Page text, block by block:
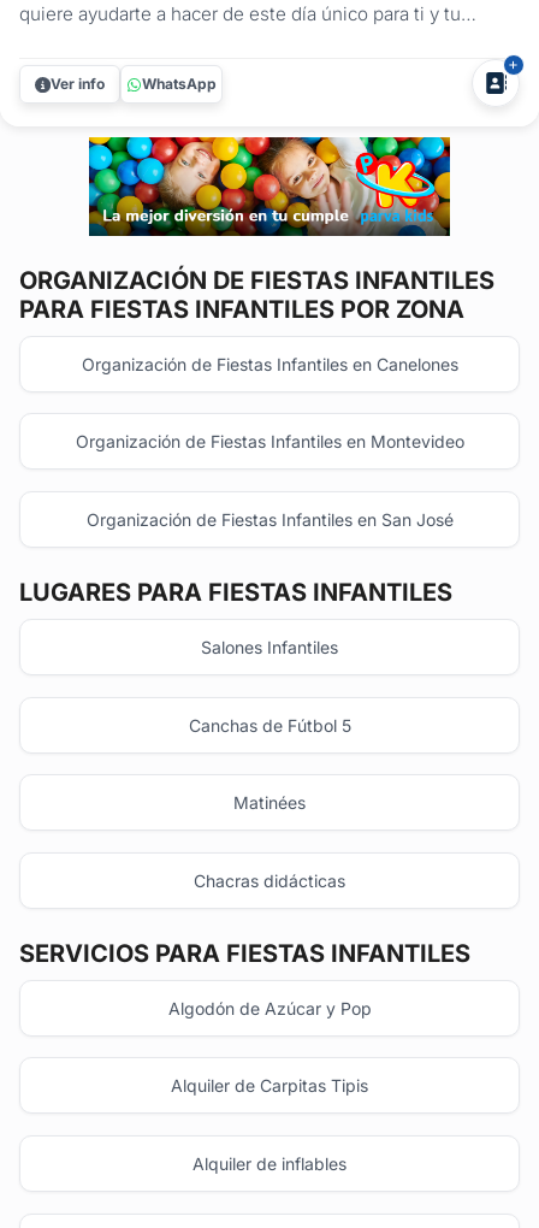
quiere ayudarte a hacer de este día único para ti y tu
Lily podrás disfrutar al máximo este día. De cada
cumpleaños nos quedan los recuerdos, no cometas el
Ver info WhatsApp
ORGANIZACIÓN DE FIESTAS INFANTILES
PARA FIESTAS INFANTILES POR ZONA
Organización de Fiestas Infantiles en Canelones
Organización de Fiestas Infantiles en Montevideo
Organización de Fiestas Infantiles en San José
LUGARES PARA FIESTAS INFANTILES
Salones Infantiles
Canchas de Fútbol 5
Matinées
Chacras didácticas
SERVICIOS PARA FIESTAS INFANTILES
Algodón de Azúcar y Pop
Alquiler de Carpitas Tipis
Alquiler de inflables